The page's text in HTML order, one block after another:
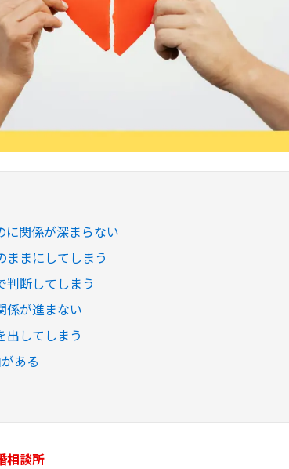
関係が深まらない
まにしてしまう
断してしまう
係が進まない
してしまう
ある
相談所